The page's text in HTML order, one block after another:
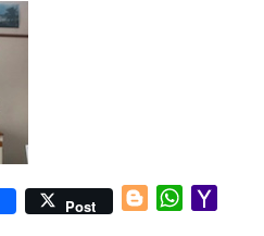
Post BloggerWhatsApp